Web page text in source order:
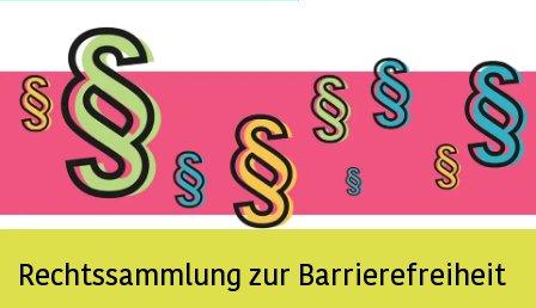
Rechtssammlung zur Barrierefreiheit